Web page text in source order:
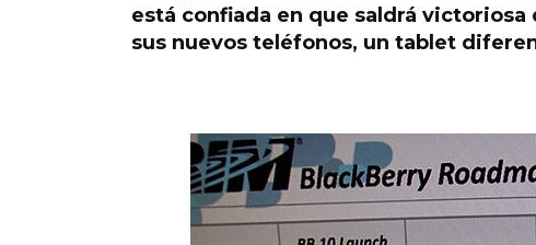
está confiada en que saldrá
sus nuevos teléfonos, un tablet